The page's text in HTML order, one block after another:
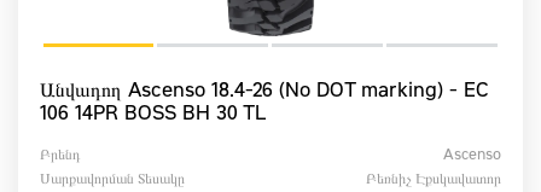
Անվադող Ascenso 18.4-26 (No DOT marking) - EC
106 14PR BOSS BH 30 TL
Բրենդ
Ascenso
Սարքավորման Տեսակը
Բեռնիչ Էքսկավատոր